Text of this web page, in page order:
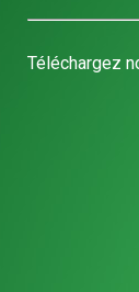
Téléchargez